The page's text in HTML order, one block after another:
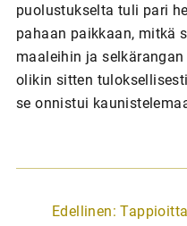
puolustukselta tuli pari
pahaan paikkaan, mitkä
maaleihin ja
olikin sitten
se onnistui
A
Edellinen: